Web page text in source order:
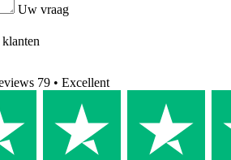
Uw vraag
79 • Excellent